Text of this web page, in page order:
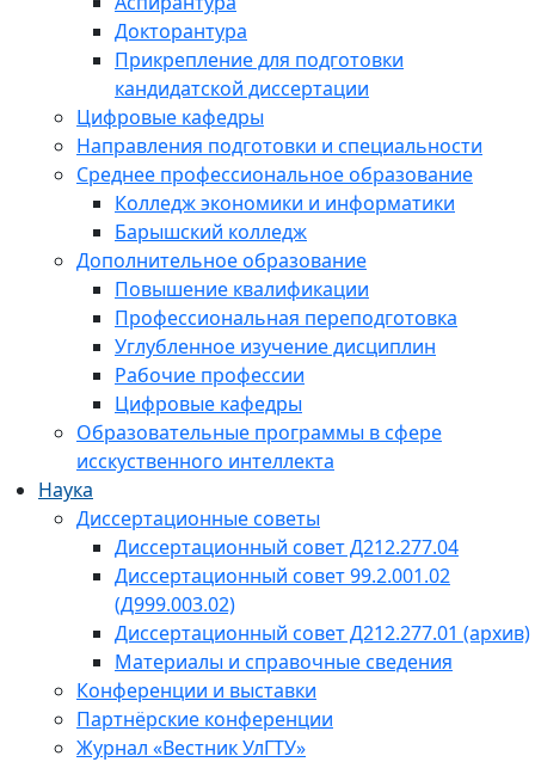
Докторантура
Прикрепление для подготовки
кандидатской диссертации
Цифровые кафедры
Направления подготовки и специальности
Среднее профессиональное образование
Колледж экономики и информатики
Барышский колледж
Дополнительное образование
Повышение квалификации
Профессиональная переподготовка
Углубленное изучение дисциплин
Рабочие профессии
Цифровые кафедры
Образовательные программы в сфере
исскуственного интеллекта
Наука
Диссертационные советы
Диссертационный совет Д212.277.04
Диссертационный совет 99.2.001.02
(Д999.003.02)
Диссертационный совет Д212.277.01 (архив)
Материалы и справочные сведения
Конференции и выставки
Партнёрские конференции
Журнал «Вестник УлГТУ»